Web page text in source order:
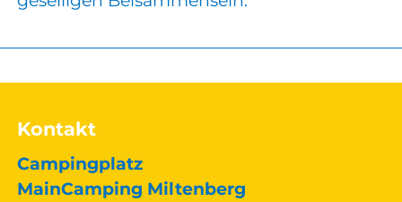
Kontakt
Campingplatz
MainCamping Miltenberg